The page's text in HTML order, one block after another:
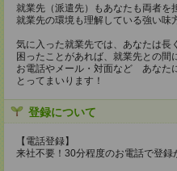
就業先（派遣先）もあなたも両者を
就業先の環境も理解している強い味
気に入った就業先では、あなたは長
困ったことがあれば、就業先との間
お電話やメール・対面など あなた
とってまいります！
登録について
【電話登録】
来社不要！30分程度のお電話で登録